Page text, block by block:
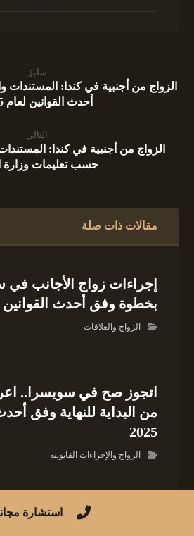
سابق
الزواج من أجنبية في كندا: المستندات
أحدث القوانين لعام 2025
التالي
الزواج من أجنبية في كندا:
حسب تعليمات وزارة
مقالات ذات صلة
إجراءات زواج الأجانب
بخطوة وفق أحدث القوانين
الزواج والعلاقات
اتجوز صح في سويسرا..
من البداية للنهاية وفق
2025
الزواج والإجراءات القانونية
إجراءات زواج الأجانب في
استشارة